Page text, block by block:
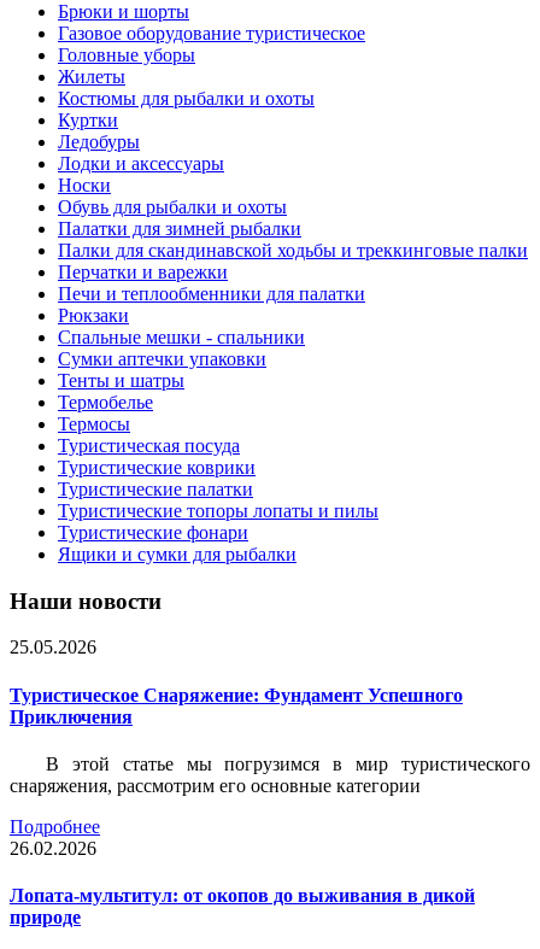
Брюки и шорты
Газовое оборудование туристическое
Головные уборы
Жилеты
Костюмы для рыбалки и охоты
Куртки
Ледобуры
Лодки и аксессуары
Носки
Обувь для рыбалки и охоты
Палатки для зимней рыбалки
Палки для скандинавской ходьбы и треккинговые палки
Перчатки и варежки
Печи и теплообменники для палатки
Рюкзаки
Спальные мешки - спальники
Сумки аптечки упаковки
Тенты и шатры
Термобелье
Термосы
Туристическая посуда
Туристические коврики
Туристические палатки
Туристические топоры лопаты и пилы
Туристические фонари
Ящики и сумки для рыбалки
Наши новости
25.05.2026
Туристическое Снаряжение: Фундамент Успешного
Приключения
В этой статье мы погрузимся в мир туристического
снаряжения, рассмотрим его основные категории
Подробнее
26.02.2026
Лопата-мультитул: от окопов до выживания в дикой
природе